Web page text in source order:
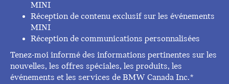
MINI
Réception de contenu exclusif sur les événements
MINI
Réception de communications personnalisées
Tenez-moi informé des informations pertinentes sur les
nouvelles, les offres spéciales, les produits, les
événements et les services de BMW Canada Inc.*